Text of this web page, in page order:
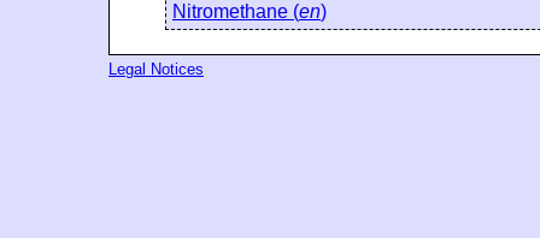
Nitromethane (en)
Legal Notices